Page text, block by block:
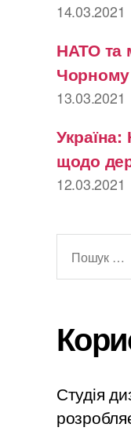
14.03.2021
НАТО та
13.03.2021
щодо
12.03.2021
Студія